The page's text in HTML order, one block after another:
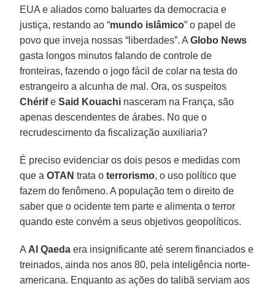
EUA e aliados como baluartes da democracia e
justiça, restando ao “mundo islâmico” o papel de
povo que inveja nossas “liberdades”. AGlobo News
gasta longos minutos falando de controle de
fronteiras, fazendo o jogo fácil de colar na testa do
estrangeiro a alcunha de mal. Ora, os suspeitos
ChérifeSaid Kouachi nasceram na França, são
apenas descendentes de árabes. No que o
recrudescimento da fiscalização auxiliaria?
É preciso evidenciar os dois pesos e medidas com
que aOTAN trata oterrorismo, o uso político que
fazem do fenômeno. A população tem o direito de
saber que o ocidente tem parte e alimenta o terror
quando este convém a seus objetivos geopolíticos.
A Al Qaeda era insignificante até serem financiados e
treinados, ainda nos anos 80, pela inteligência norte-
americana. Enquanto as ações do talibã serviam aos